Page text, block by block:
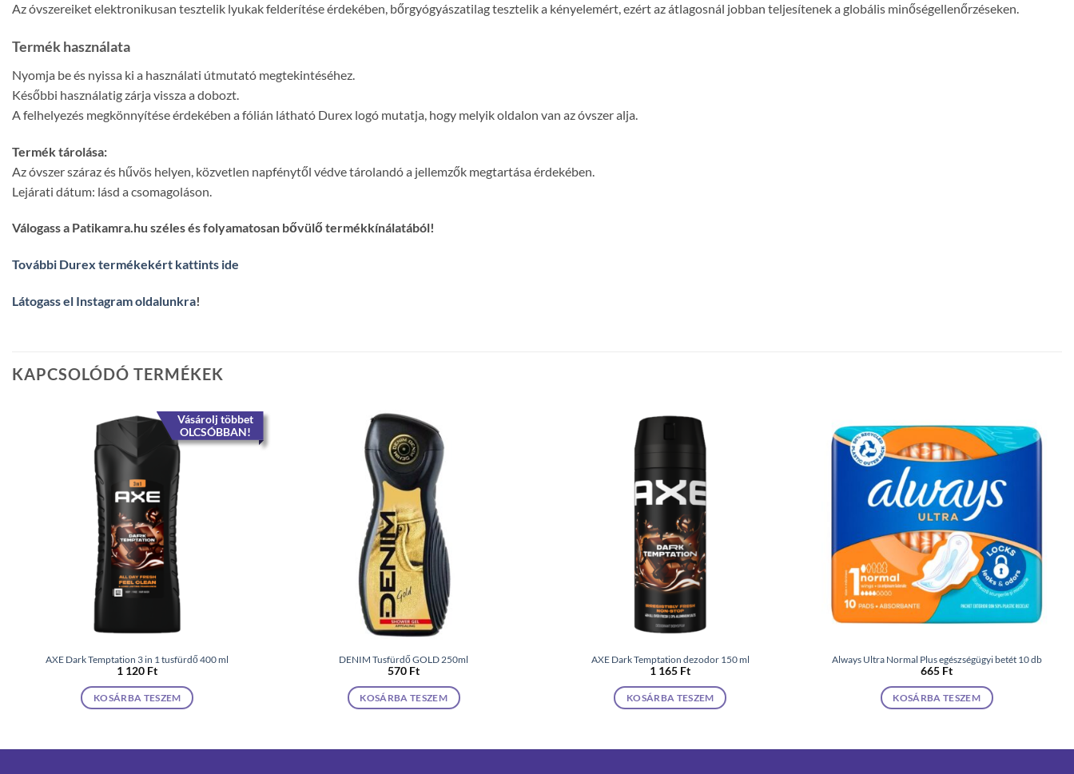
Az óvszereiket elektronikusan tesztelik lyukak felderítése érdekében, bőrgyógyászatilag tesztelik a kényelemért, ezért az átlagosnál jobban teljesítenek a globális minőségellenőrzéseken.
Termék használata
Nyomja be és nyissa ki a használati útmutató megtekintéséhez.
Későbbi használatig zárja vissza a dobozt.
A felhelyezés megkönnyítése érdekében a fólián látható Durex logó mutatja, hogy melyik oldalon van az óvszer alja.
Termék tárolása:
Az óvszer száraz és hűvös helyen, közvetlen napfénytől védve tárolandó a jellemzők megtartása érdekében.
Lejárati dátum: lásd a csomagoláson.
Válogass a Patikamra.hu széles és folyamatosan bővülő termékkínálatából!
További Durex termékekért kattints ide
Látogass el Instagram oldalunkra!
KAPCSOLÓDÓ TERMÉKEK
Vásárolj többet
OLCSÓBBAN!
AXE Dark Temptation 3 in 1 tusfürdő 400 ml
1 120 Ft
KOSÁRBA TESZEM
DENIM Tusfürdő GOLD 250ml
570 Ft
KOSÁRBA TESZEM
AXE Dark Temptation dezodor 150 ml
1 165 Ft
KOSÁRBA TESZEM
Always Ultra Normal Plus egészségügyi betét 10 db
665 Ft
KOSÁRBA TESZEM